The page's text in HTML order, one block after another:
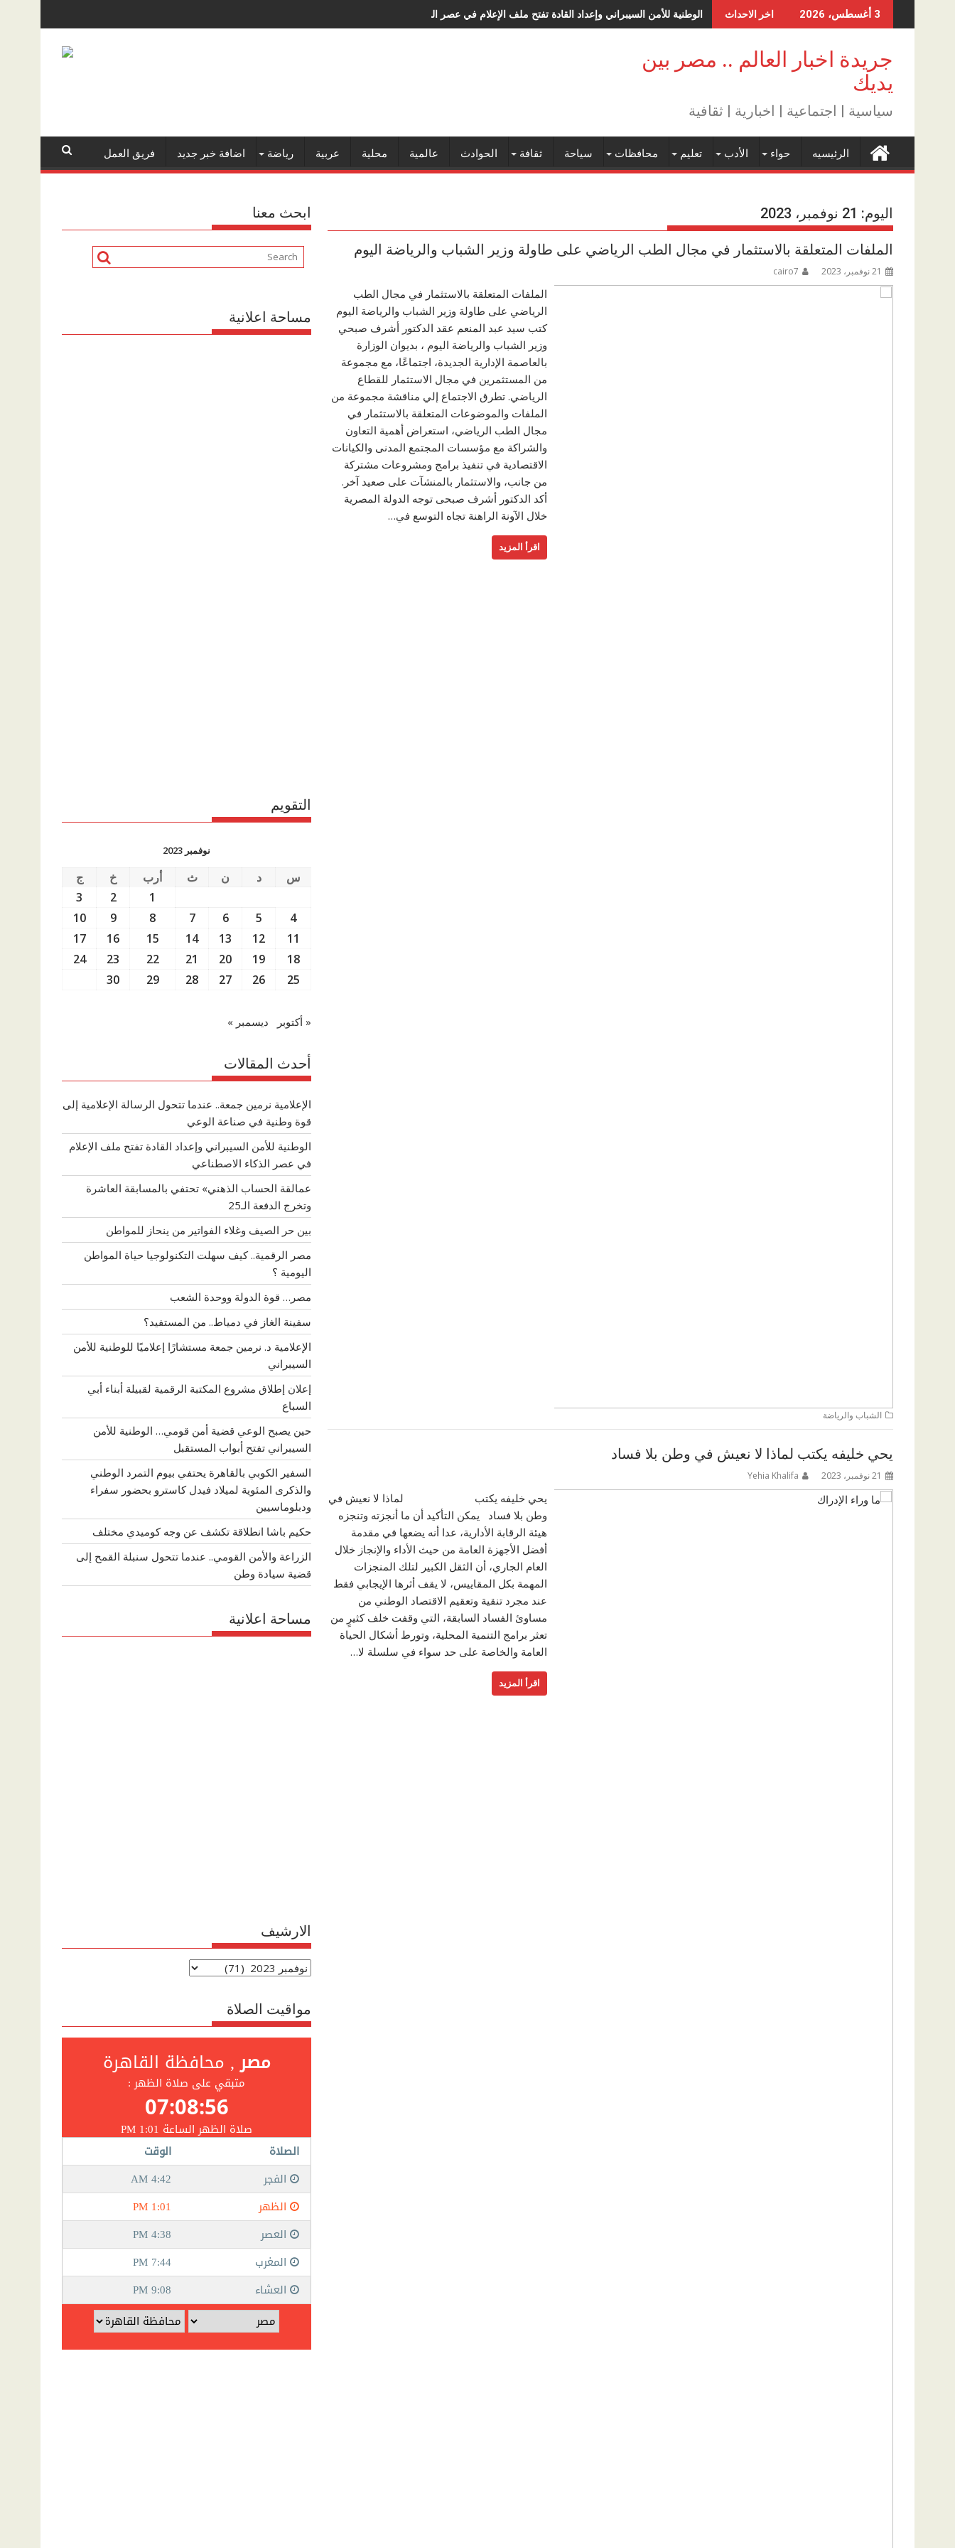
to
3 أغسطس، 2026 اخر الاحداث الوطنية للأمن السيبراني وإعداد القادة تفتح ملف الإعلام في عصر الذكاء الاصطناعي
جريدة اخبار العالم .. مصر بين
يديك
سياسية | اجتماعية | اخبارية | ثقافية
الرئيسيه حواء الأدب تعليم محافظات سياحة ثقافة الحوادث عالمية محلية عربية رياضة اضافة خبر جديد فريق العمل
اليوم: 21 نوفمبر، 2023
الملفات المتعلقة بالاستثمار في مجال الطب الرياضي على طاولة وزير الشباب والرياضة اليوم
21 نوفمبر، 2023 cairo7
الملفات المتعلقة بالاستثمار في مجال الطب
الرياضي على طاولة وزير الشباب والرياضة اليوم
كتب سيد عبد المنعم عقد الدكتور أشرف صبحي
وزير الشباب والرياضة اليوم ، بديوان الوزارة
بالعاصمة الإدارية الجديدة، اجتماعًا، مع مجموعة
من المستثمرين في مجال الاستثمار للقطاع
الرياضي. تطرق الاجتماع إلي مناقشة مجموعة من
الملفات والموضوعات المتعلقة بالاستثمار في
مجال الطب الرياضي، استعراض أهمية التعاون
والشراكة مع مؤسسات المجتمع المدنى والكيانات
الاقتصادية في تنفيذ برامج ومشروعات مشتركة
من جانب، والاستثمار بالمنشآت على صعيد آخر.
أكد الدكتور أشرف صبحى توجه الدولة المصرية
خلال الآونة الراهنة تجاه التوسع في…
اقرأ المزيد
الشباب والرياضة
يحي خليفه يكتب لماذا لا نعيش في وطن بلا فساد
21 نوفمبر، 2023 Yehia Khalifa
يحي خليفه يكتب لماذا لا نعيش في
وطن بلا فساد يمكن التأكيد أن ما أنجزته وتنجزه
هيئة الرقابة الأدارية، عدا أنه يضعها في مقدمة
أفضل الأجهزة العامة من حيث الأداء والإنجاز خلال
العام الجاري، أن الثقل الكبير لتلك المنجزات
المهمة بكل المقاييس، لا يقف أثرها الإيجابي فقط
عند مجرد تنقية وتعقيم الاقتصاد الوطني من
مساوئ الفساد السابقة، التي وقفت خلف كثيرٍ من
تعثر برامج التنمية المحلية، وتورط أشكال الحياة
العامة والخاصة على حد سواء في سلسلة لا…
اقرأ المزيد
ابحث معنا
مساحة اعلانية
التقويم
نوفمبر 2023
س د ن ث أرب خ
ج
1
2
3
4
5
6
7
8
9
10
11
12
13
14
15
16
17
18
19
20
21
22
23
24
25
26
27
28
29
30
« أكتوبر ديسمبر »
أحدث المقالات
الإعلامية نرمين جمعة.. عندما تتحول الرسالة الإعلامية إلى
قوة وطنية في صناعة الوعي
الوطنية للأمن السيبراني وإعداد القادة تفتح ملف الإعلام
في عصر الذكاء الاصطناعي
عمالقة الحساب الذهني» تحتفي بالمسابقة العاشرة
وتخرج الدفعة الـ25
بين حر الصيف وغلاء الفواتير من ينحاز للمواطن
مصر الرقمية.. كيف سهلت التكنولوجيا حياة المواطن
اليومية ؟
مصر… قوة الدولة ووحدة الشعب
سفينة الغاز في دمياط.. من المستفيد؟
الإعلامية د. نرمين جمعة مستشارًا إعلاميًا للوطنية للأمن
السيبراني
إعلان إطلاق مشروع المكتبة الرقمية لقبيلة أبناء أبي
السباع
حين يصبح الوعي قضية أمن قومي… الوطنية للأمن
السيبراني تفتح أبواب المستقبل
السفير الكوبي بالقاهرة يحتفي بيوم التمرد الوطني
والذكرى المئوية لميلاد فيدل كاسترو بحضور سفراء
ودبلوماسيين
حكيم باشا انطلاقة تكشف عن وجه كوميدي مختلف
الزراعة والأمن القومي.. عندما تتحول سنبلة القمح إلى
قضية سيادة وطن
مساحة اعلانية
الارشيف
الارشيف
مواقيت الصلاة